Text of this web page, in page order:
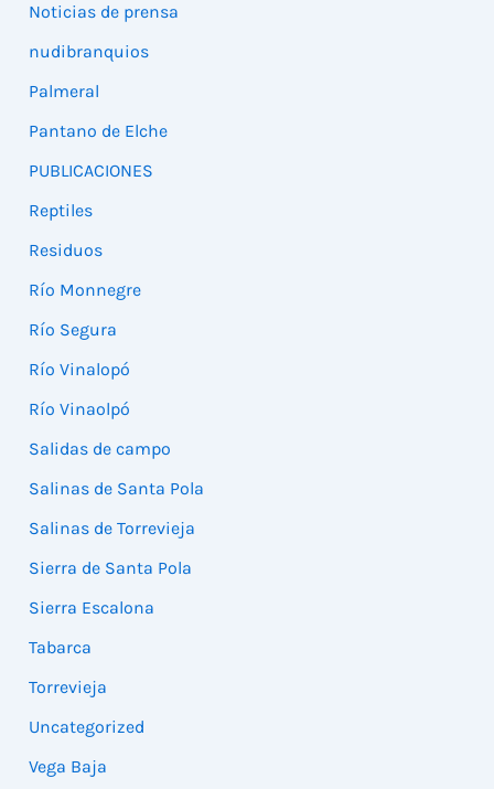
Noticias de prensa
nudibranquios
Palmeral
Pantano de Elche
PUBLICACIONES
Reptiles
Residuos
Río Monnegre
Río Segura
Río Vinalopó
Río Vinaolpó
Salidas de campo
Salinas de Santa Pola
Salinas de Torrevieja
Sierra de Santa Pola
Sierra Escalona
Tabarca
Torrevieja
Uncategorized
Vega Baja